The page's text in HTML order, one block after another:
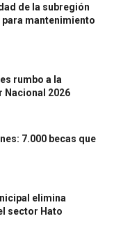
de la subregión
mantenimiento
rumbo a la
Nacional 2026
7.000 becas que
elimina
sector Hato